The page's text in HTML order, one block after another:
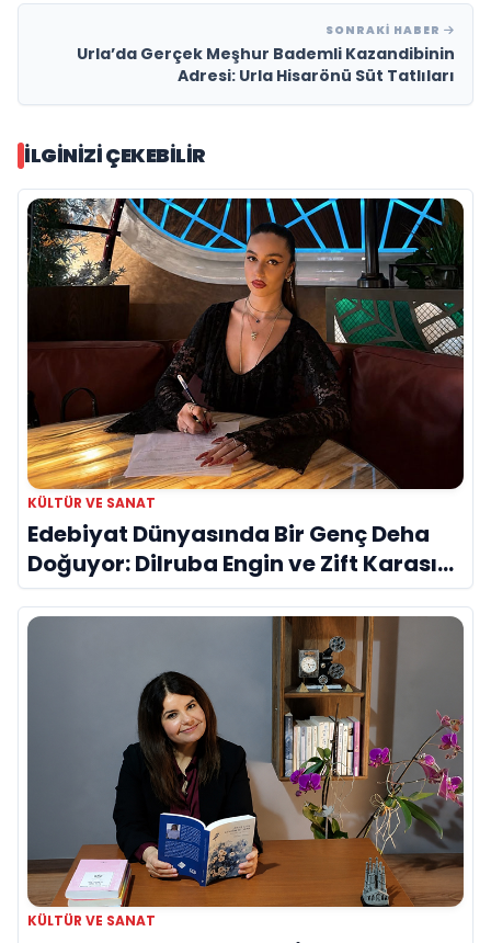
SONRAKI HABER
Urla’da Gerçek Meşhur Bademli Kazandibinin
Adresi: Urla Hisarönü Süt Tatlıları
İLGINIZI ÇEKEBILIR
KÜLTÜR VE SANAT
Edebiyat Dünyasında Bir Genç Deha
Doğuyor: Dilruba Engin ve Zift Karası
Evreni ‘AVENOİR’
KÜLTÜR VE SANAT